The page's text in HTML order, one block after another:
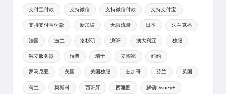
支付宝付款 支持微信 支持微信付款 支持支付宝
支持支付宝付款 新加坡 无限流量 日本 法兰克福
法国 波兰 洛杉矶 测评 澳大利亚 独服
独立服务器 瑞典 瑞士 立陶宛 纽约
罗马尼亚 美国 美国独服 芝加哥 芬兰 英国
荷兰 莫斯科 西班牙 西雅图 解锁Disney+